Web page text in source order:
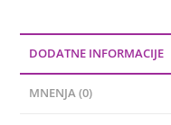
DODATNE INFORMACIJE
MNENJA (0)